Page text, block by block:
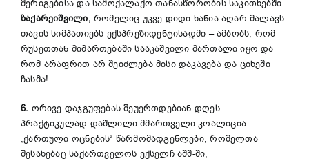
შერიგებისა და სამოქალაქო თანასწორობის საკითხებში
ზაქარეიშვილი, რომელიც უკვე დიდი ხანია აღარ მალავს
თავის სიმპათიებს ექსპრეზიდენტისადმი – ამბობს, რომ
რუსეთთან მიმართებაში სააკაშვილი მართალი იყო და
რომ არაფრით არ შეიძლება მისი დაკავება და ციხეში
ჩასმა!
6. ორივე დაჯგუფებას შეუერთდებიან დღეს
პრაქტიკულად დაშლილი მმართველი კოალიცია
„ქართული ოცნების“ წარმომადგენლები, რომელთა
შესახებაც საქართველოს ექსელჩ აშშ-ში,